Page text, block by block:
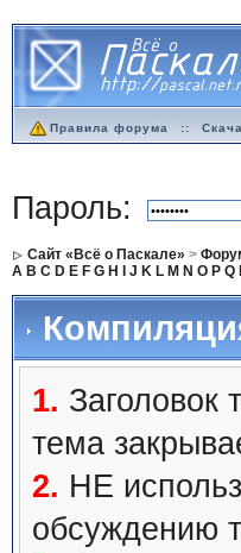
Правила форума ::
Пароль:
Сайт «Всё о Паскале» >
A B C D E F G H J K L M N O P Q
1. Заголовок
тема
2. НЕ
обсуждению